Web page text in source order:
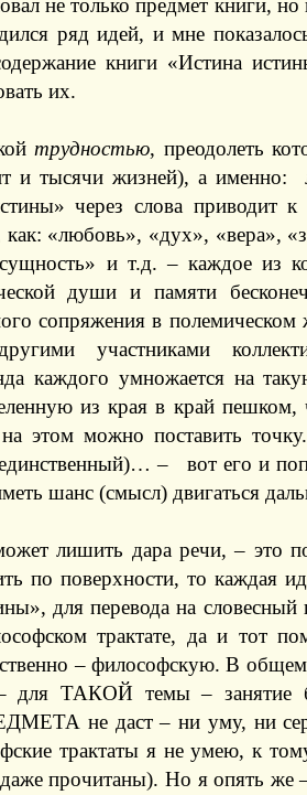
не только предмет книги, но
ряд идей, и мне
книги «Истина
их.
трудностью, преодолеть
и тысячи жизней), а именно:
через слова приводит к
как: «любовь», «дух», «вера»,
и т.д. – каждое из
души и памяти
сопряжения в полемическом
участниками
каждого умножается на
из края в край пешком,
этом можно поставить
– вот его и
шанс (смысл) двигаться
лишить дара речи, – это
по поверхности, то каждая
для перевода на словесный
трактате, да и тот
– философскую. В
для ТАКОЙ темы – занятие
не даст – ни уму, ни
трактаты я не умею, к
прочитаны). Но я опять же